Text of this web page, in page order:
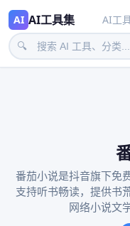
AI AI工具集
🔍
AI工
番茄小说是抖音旗下免
支持听书畅读，提供书
网络小说文